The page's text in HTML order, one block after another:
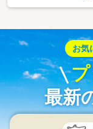
お気
最新